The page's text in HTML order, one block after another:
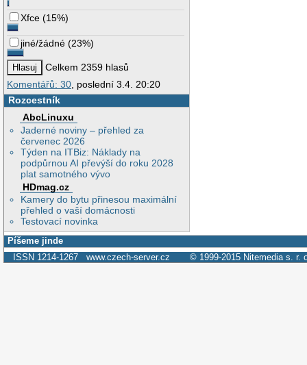
Xfce (15%)
jiné/žádné (23%)
Celkem 2359 hlasů
Komentářů: 30, poslední 3.4. 20:20
Rozcestník
AbcLinuxu
Jaderné noviny – přehled za
červenec 2026
Týden na ITBiz: Náklady na
podpůrnou AI převýší do roku 2028
plat samotného vývo
HDmag.cz
Kamery do bytu přinesou maximální
přehled o vaší domácnosti
Testovací novinka
Píšeme jinde
ISSN 1214-1267 www.czech-server.cz © 1999-2015 Nitemedia s. r.